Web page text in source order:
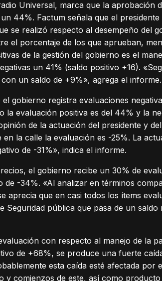
Universal, marca que la aprobación
44%. Factum señala que el
se realizó respecto al desempeño del
el porcentaje de los que aprueban,
de la gestión del gobierno es el
un 41% (saldo positivo +16).
un saldo de +9%», agrega el informe.
gobierno registra evaluaciones
la evaluación positiva es del 44% y la
de la actuación del presidente y
la calle la evaluación es -25%. La
de -31%», indica el informe.
el gobierno recibe un 30% de
de -34%. «Al analizar en términos
aprecia que en casi todos los ítems
Seguridad pública que pasa de un
con respecto al manejo de la
de +68%, se produce una fuerte
esta caída esté afectada por
y comienzos de este, así como